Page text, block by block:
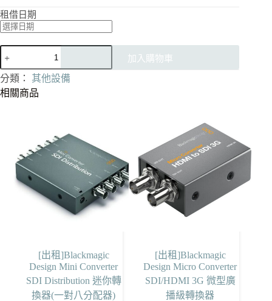
租借日期
Suction
Cup
真
加入購物車
分類： 其他設備
相關商品
[出租]Blackmagic
Design Mini Converter
SDI Distribution 迷你轉
換器(一對八分配器)
[出租]Blackmagic
Design Micro Converter
SDI/HDMI 3G 微型廣
播級轉換器